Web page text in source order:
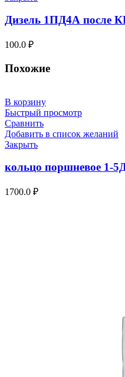
Дизель 1ПД4А после
100.0 ₽
Похожие
В корзину
Быстрый просмотр
Сравнить
Добавить в список желаний
Закрыть
кольцо поршневое 1-
1700.0 ₽